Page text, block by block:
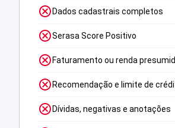
Dados cadastrais completos
Serasa Score Positivo
Faturamento ou renda
Recomendação e limite de
Dívidas, negativas e anotações